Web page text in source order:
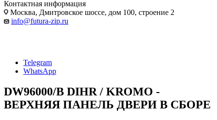
Контактная информация
Москва, Дмитровское шоссе, дом 100, строение 2
info@futura-zip.ru
Telegram
WhatsApp
DW96000/B DIHR / KROMO -
ВЕРХНЯЯ ПАНЕЛЬ ДВЕРИ В СБОРЕ